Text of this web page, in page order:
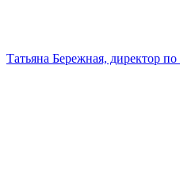
Татьяна Бережная, директор